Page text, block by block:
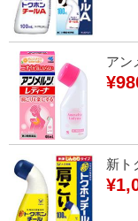
ア
新ト